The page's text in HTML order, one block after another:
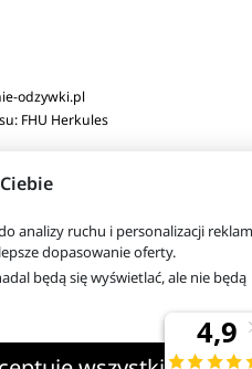
odzywki.pl
FHU Herkules
analizy ruchu i personalizacji
dopasowanie oferty.
będą się wyświetlać, ale nie będą